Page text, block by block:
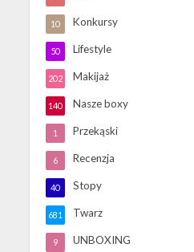
Konkursy
10
Lifestyle
50
Makijaż
202
Nasze boxy
140
Przekąski
1
Recenzja
6
Stopy
40
Twarz
681
UNBOXING
9